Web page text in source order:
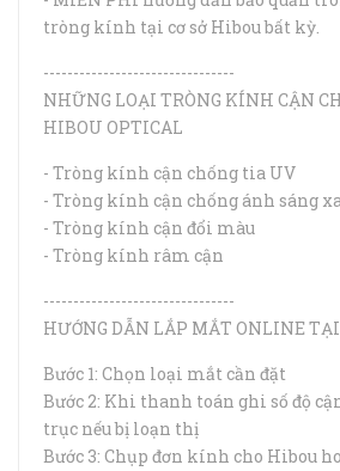
tròng kính tại cơ sở Hibou bất kỳ.
--------------------------------
NHỮNG LOẠI TRÒNG KÍNH CẬN
HIBOU OPTICAL
- Tròng kính cận chống tia UV
- Tròng kính cận chống ánh sáng
- Tròng kính cận đổi màu
- Tròng kính râm cận
--------------------------------
HƯỚNG DẪN LẮP MẮT ONLINE
Bước 1: Chọn loại mắt cần đặt
Bước 2: Khi thanh toán ghi số độ
trục nếu bị loạn thị
Bước 3: Chụp đơn kính cho Hibou